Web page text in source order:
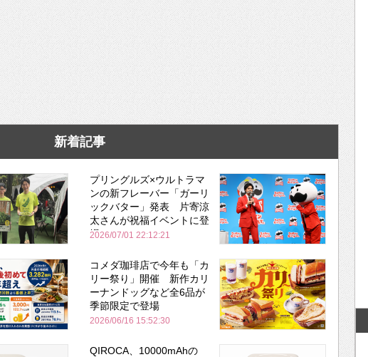
新着記事
プリングルズ×ウルトラマ
ンの新フレーバー「ガーリ
ックバター」発表 片寄涼
太さんが祝福イベントに登
場
2026/07/01 22:12:21
コメダ珈琲店で今年も「カ
リー祭り」開催 新作カリ
ーナンドッグなど全6品が
季節限定で登場
2026/06/16 15:52:30
QIROCA、10000mAhの